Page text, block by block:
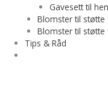
Gavesett til
Blomster til støtte
Blomster til støtte
Tips & Råd